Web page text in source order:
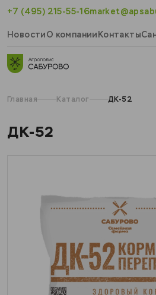
НовостиО компании Контакты
+7 (495) 215-55-16
Главная Каталог ДК-52
ДК-52